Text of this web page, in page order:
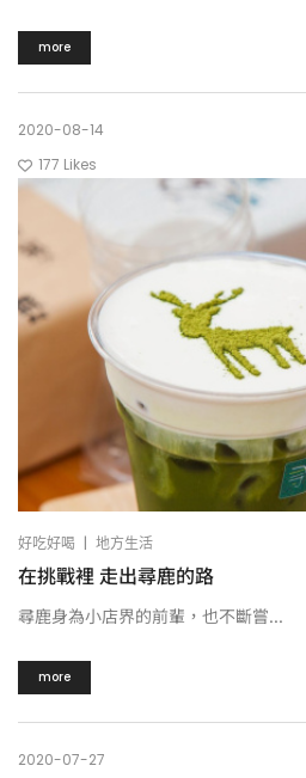
more
2020-08-14
177 Likes
好吃好喝 | 地方生活
在挑戰裡 走出尋鹿的路
尋鹿身為小店界的前輩，也不斷嘗...
more
2020-07-27